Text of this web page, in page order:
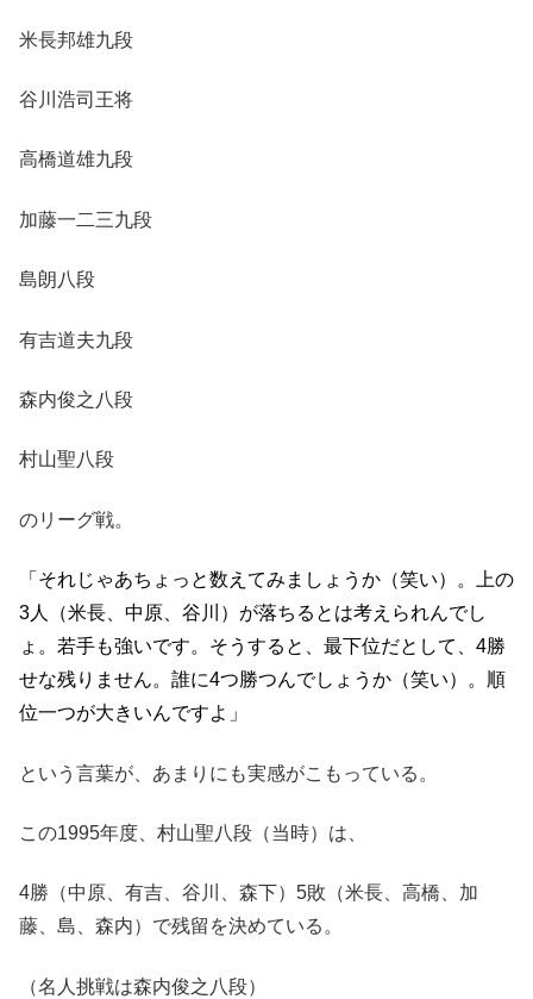
米長邦雄九段
谷川浩司王将
高橋道雄九段
加藤一二三九段
島朗八段
有吉道夫九段
森内俊之八段
村山聖八段
のリーグ戦。
「それじゃあちょっと数えてみましょうか（笑い）。上の
3人（米長、中原、谷川）が落ちるとは考えられんでし
ょ。若手も強いです。そうすると、最下位だとして、4勝
せな残りません。誰に4つ勝つんでしょうか（笑い）。順
位一つが大きいんですよ」
という言葉が、あまりにも実感がこもっている。
この1995年度、村山聖八段（当時）は、
4勝（中原、有吉、谷川、森下）5敗（米長、高橋、加
藤、島、森内）で残留を決めている。
（名人挑戦は森内俊之八段）